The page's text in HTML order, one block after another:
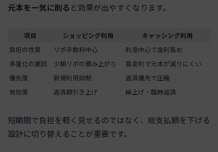
元本を一気に削る と効果が出やすくなります。
項目 ショッピング利用
キャッシング利用
負担の性質
リボ手数料中心
利息中心で金利高め
多重化の要因
少額リボの積み上がり
高金利で元本が減りにくい
優先度
新規利用抑制
返済優先で圧縮
有効策
返済額引き上げ 繰上げ・臨時返済
短期間で負担を軽く見せるのではなく、総支払額を下げる
設計に切り替えることが重要です。